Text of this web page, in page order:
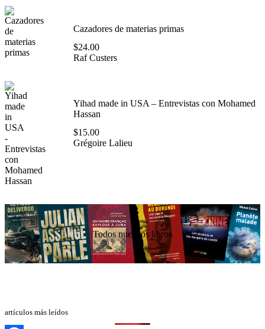
Cazadores de materias primas
$24.00
Raf Custers
Yihad made in USA – Entrevistas con Mohamed
Hassan
$15.00
Grégoire Lalieu
Todos nuestros libros
artículos más leídos